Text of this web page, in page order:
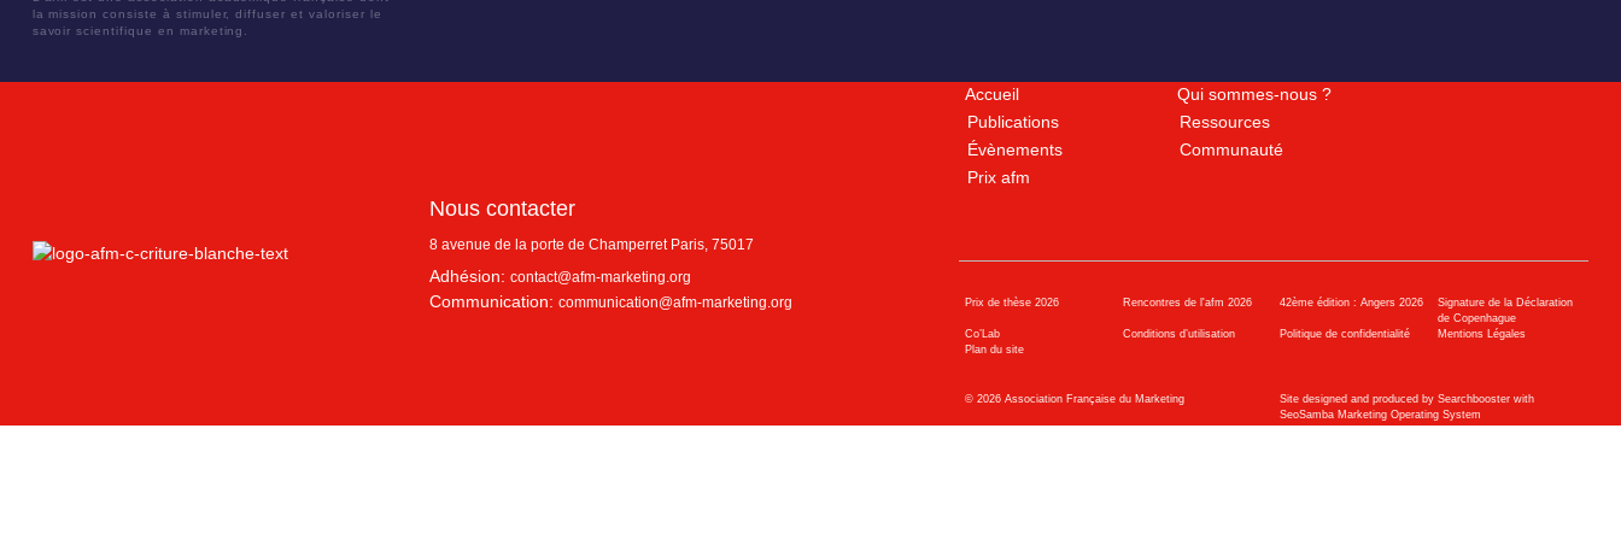
la mission consiste à stimuler, diffuser et valoriser le
savoir scientifique en marketing.
Nous contacter
8 avenue de la porte de Champerret Paris, 75017
Adhésion: contact@afm-marketing.org
Communication: communication@afm-marketing.org
Accueil
Qui sommes-nous ?
Publications
Ressources
Évènements
Communauté
Prix afm
Prix de thèse 2026 Rencontres de l'afm 2026 42ème édition : Angers 2026
Signature de la Déclaration
de Copenhague
Co’Lab
Conditions d’utilisation Politique de confidentialité
Mentions Légales
Plan du site
© 2026Association Française du Marketing
Site designed and produced by Searchbooster with
SeoSamba Marketing Operating System